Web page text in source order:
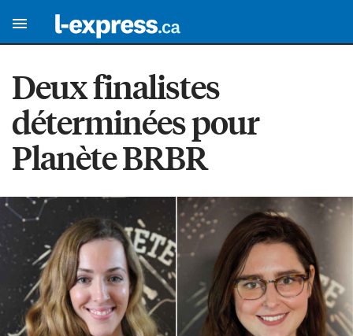
Deux finalistes
déterminées pour
Planète BRBR